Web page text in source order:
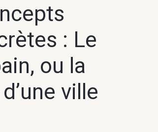
: Le
ou la
ville